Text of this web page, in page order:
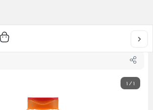
خانه
1/1